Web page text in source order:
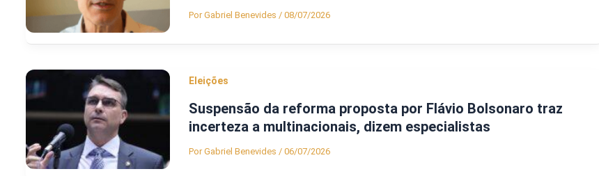
PorGabriel Benevides / 08/07/2026
Eleições
Suspensão da reforma proposta por Flávio Bolsonaro traz
incerteza a multinacionais, dizem especialistas
PorGabriel Benevides / 06/07/2026